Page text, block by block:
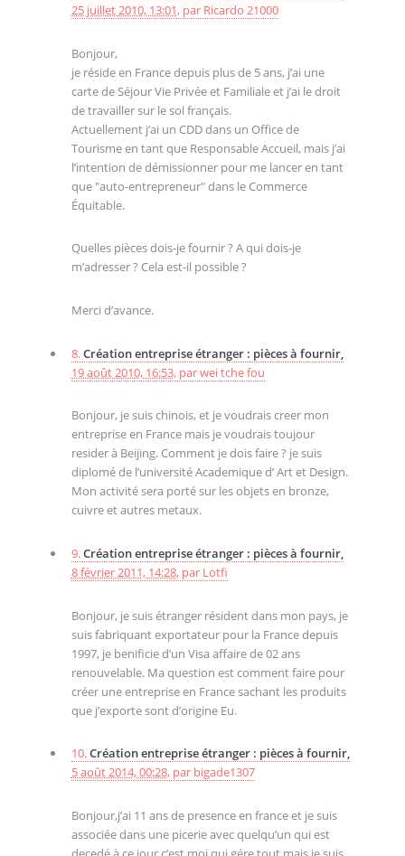
25 juillet 2010, 13:01, par Ricardo 21000
Bonjour,
je réside en France depuis plus de 5 ans, j’ai une
carte de Séjour Vie Privée et Familiale et j’ai le droit
de travailler sur le sol français.
Actuellement j’ai un CDD dans un Office de
Tourisme en tant que Responsable Accueil, mais j’ai
l’intention de démissionner pour me lancer en tant
que "auto-entrepreneur" dans le Commerce
Équitable.
Quelles pièces dois-je fournir ? A qui dois-je
m’adresser ? Cela est-il possible ?
Merci d’avance.
8.Création entreprise étranger : pièces à fournir,
19 août 2010, 16:53, parwei tche fou
Bonjour, je suis chinois, et je voudrais creer mon
entreprise en France mais je voudrais toujour
resider à Beijing. Comment je dois faire ? je suis
diplomé de l’université Academique d’ Art et Design.
Mon activité sera porté sur les objets en bronze,
cuivre et autres metaux.
9.Création entreprise étranger : pièces à fournir,
8 février 2011, 14:28, par Lotfi
Bonjour, je suis étranger résident dans mon pays, je
suis fabriquant exportateur pour la France depuis
1997, je benificie d’un Visa affaire de 02 ans
renouvelable. Ma question est comment faire pour
créer une entreprise en France sachant les produits
que j’exporte sont d’origine Eu.
10.Création entreprise étranger : pièces à fournir,
5 août 2014, 00:28, par bigade1307
Bonjour,j’ai 11 ans de presence en france et je suis
associée dans une picerie avec quelqu’un qui est